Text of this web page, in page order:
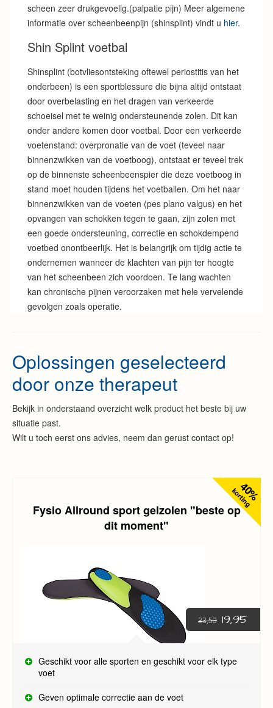
scheen zeer drukgevoelig.(palpatie pijn) Meer algemene
informatie over scheenbeenpijn (shinsplint) vindt u hier.
Shin Splint voetbal
Shinsplint (botvliesontsteking oftewel periostitis van het
onderbeen) is een sportblessure die bijna altijd ontstaat
door overbelasting en het dragen van verkeerde
schoeisel met te weinig ondersteunende zolen. Dit kan
onder andere komen door voetbal. Door een verkeerde
voetenstand: overpronatie van de voet (teveel naar
binnenzwikken van de voetboog), ontstaat er teveel trek
op de binnenste scheenbeenspier die deze voetboog in
stand moet houden tijdens het voetballen. Om het naar
binnenzwikken van de voeten (pes plano valgus) en het
opvangen van schokken tegen te gaan, zijn zolen met
een goede ondersteuning, correctie en schokdempend
voetbed onontbeerlijk. Het is belangrijk om tijdig actie te
ondernemen wanneer de klachten van pijn ter hoogte
van het scheenbeen zich voordoen. Te lang wachten
kan chronische pijnen veroorzaken met hele vervelende
gevolgen zoals operatie.
Oplossingen geselecteerd
door onze therapeut
Bekijk in onderstaand overzicht welk product het beste bij uw
situatie past.
Wilt u toch eerst ons advies, neem dan gerust contact op!
40%
korting
Fysio Allround sport gelzolen "beste op
dit moment"
33,50 19,95
Geschikt voor alle sporten en geschikt voor elk type
voet
Geven optimale correctie aan de voet